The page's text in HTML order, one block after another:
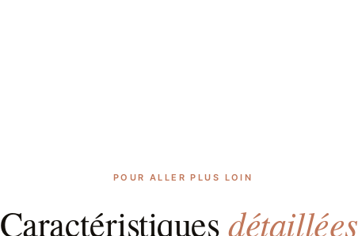
POUR ALLER PLUS LOIN
Caractéristiquesdétaillées